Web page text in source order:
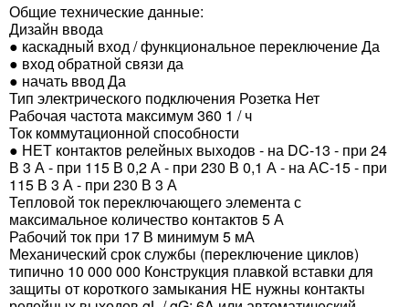
Общие технические данные:
Дизайн ввода
● каскадный вход / функциональное переключение Да
● вход обратной связи да
● начать ввод Да
Тип электрического подключения Розетка Нет
Рабочая частота максимум 360 1 / ч
Ток коммутационной способности
● НЕТ контактов релейных выходов - на DC-13 - при 24
В 3 А - при 115 В 0,2 А - при 230 В 0,1 А - на АС-15 - при
115 В 3 А - при 230 В 3 А
Тепловой ток переключающего элемента с
максимальное количество контактов 5 А
Рабочий ток при 17 В минимум 5 мА
Механический срок службы (переключение циклов)
типично 10 000 000 Конструкция плавкой вставки для
защиты от короткого замыкания НЕ нужны контакты